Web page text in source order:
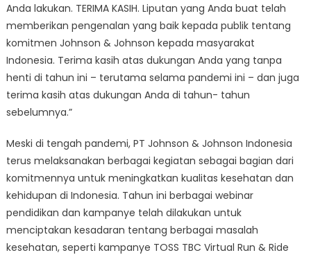
Anda lakukan. TERIMA KASIH. Liputan yang Anda buat telah
memberikan pengenalan yang baik kepada publik tentang
komitmen Johnson & Johnson kepada masyarakat
Indonesia. Terima kasih atas dukungan Anda yang tanpa
henti di tahun ini – terutama selama pandemi ini – dan juga
terima kasih atas dukungan Anda di tahun- tahun
sebelumnya.”
Meski di tengah pandemi, PT Johnson & Johnson Indonesia
terus melaksanakan berbagai kegiatan sebagai bagian dari
komitmennya untuk meningkatkan kualitas kesehatan dan
kehidupan di Indonesia. Tahun ini berbagai webinar
pendidikan dan kampanye telah dilakukan untuk
menciptakan kesadaran tentang berbagai masalah
kesehatan, seperti kampanye TOSS TBC Virtual Run & Ride